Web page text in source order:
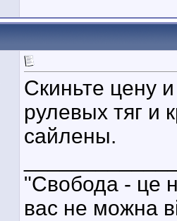
Скиньте цену
рулевых тяг и
сайлены.
"Свобода - це
вас не можна